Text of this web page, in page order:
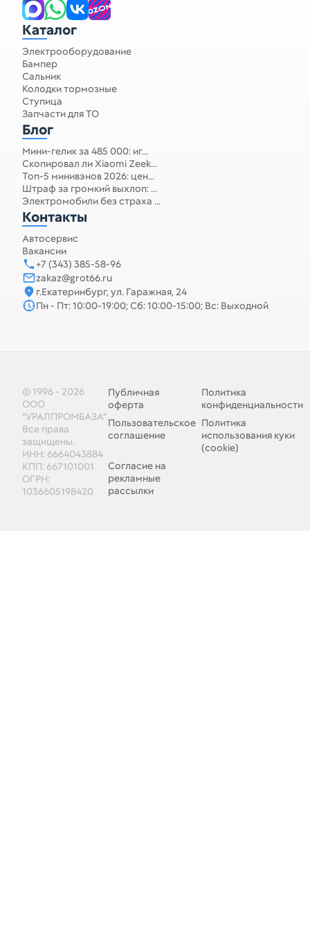
Каталог
Электрооборудование
Бампер
Сальник
Колодки тормозные
Ступица
Запчасти для ТО
Блог
Мини-гелик за 485 000: иг...
Скопировал ли Xiaomi Zeek...
Топ-5 минивэнов 2026: цен...
Штраф за громкий выхлоп: ...
Электромобили без страха ...
Контакты
Автосервис
Вакансии
+7 (343) 385-58-96
zakaz@grot66.ru
г.Екатеринбург, ул. Гаражная, 24
Пн - Пт: 10:00-19:00; Сб: 10:00-15:00; Вс: Выходной
© 1996 - 2026
ООО
"УРАЛПРОМБАЗА".
Все права
защищены.
ИНН: 6664043884
КПП: 667101001
ОГРН:
1036605198420
Публичная
оферта
Политика
конфиденциальности
Пользовательское
соглашение
Политика
использования куки
(cookie)
Согласие на
рекламные
рассылки